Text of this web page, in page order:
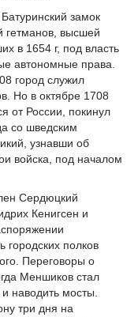
замок
гетманов, высшей
в 1654 г, под власть
автономные права.
город служил
Но в октябре 1708
от России, покинул
со шведским
узнавши об
войска, под началом
Сердюцкий
Кенигсен и
городских полков
Переговоры о
Меншиков стал
наводить мосты.
три дня на